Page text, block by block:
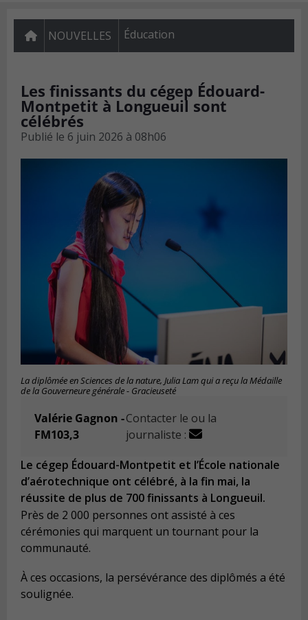
NOUVELLES Éducation
Les finissants du cégep Édouard-
Montpetit à Longueuil sont
célébrés
Publié le 6 juin 2026 à 08h06
La diplômée en Sciences de la nature, Julia Lam qui a reçu la Médaille
de la Gouverneure générale - Gracieuseté
Valérie Gagnon -
FM103,3
Contacter le ou la
journaliste :
Le cégep Édouard-Montpetit et l’École nationale
d’aérotechnique ont célébré, à la fin mai, la
réussite de plus de 700 finissants à Longueuil.
Près de 2 000 personnes ont assisté à ces
cérémonies qui marquent un tournant pour la
communauté.
À ces occasions, la persévérance des diplômés a été
soulignée.